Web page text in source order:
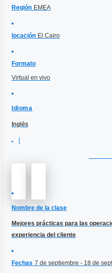
Región EMEA
locación El Cairo
Formato
Virtual en vivo
Idioma
Inglés
Nombre de la clase
Mejores prácticas para las
experiencia del cliente
Fechas 7 de septiembre - 18 de